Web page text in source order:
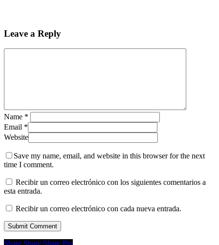
Leave a Reply
Name *
Email *
Website
Save my name, email, and website in this browser for the next
time I comment.
Recibir un correo electrónico con los siguientes comentarios a
esta entrada.
Recibir un correo electrónico con cada nueva entrada.
Share
Share Share Share Pin